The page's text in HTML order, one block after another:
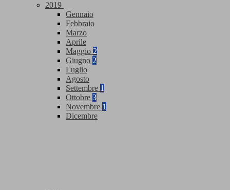
2019
Gennaio
Febbraio
Marzo
Aprile
Maggio 2
Giugno 2
Luglio
Agosto
Settembre 1
Ottobre 3
Novembre 1
Dicembre